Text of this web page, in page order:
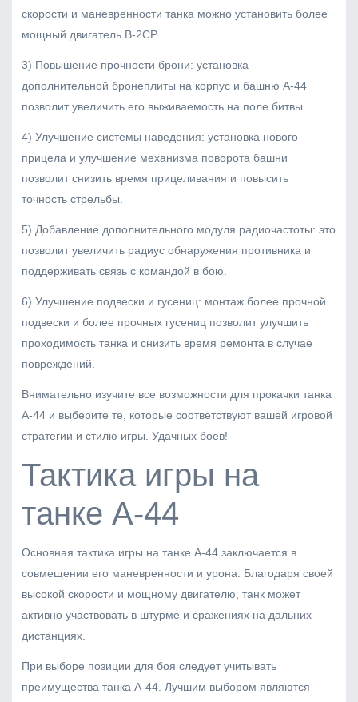
скорости и маневренности танка можно установить более
мощный двигатель В-2СР.
3) Повышение прочности брони: установка
дополнительной бронеплиты на корпус и башню А-44
позволит увеличить его выживаемость на поле битвы.
4) Улучшение системы наведения: установка нового
прицела и улучшение механизма поворота башни
позволит снизить время прицеливания и повысить
точность стрельбы.
5) Добавление дополнительного модуля радиочастоты: это
позволит увеличить радиус обнаружения противника и
поддерживать связь с командой в бою.
6) Улучшение подвески и гусениц: монтаж более прочной
подвески и более прочных гусениц позволит улучшить
проходимость танка и снизить время ремонта в случае
повреждений.
Внимательно изучите все возможности для прокачки танка
А-44 и выберите те, которые соответствуют вашей игровой
стратегии и стилю игры. Удачных боев!
Тактика игры на
танке А-44
Основная тактика игры на танке А-44 заключается в
совмещении его маневренности и урона. Благодаря своей
высокой скорости и мощному двигателю, танк может
активно участвовать в штурме и сражениях на дальних
дистанциях.
При выборе позиции для боя следует учитывать
преимущества танка А-44. Лучшим выбором являются